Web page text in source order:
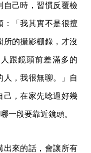
自己時，習慣反覆檢
：「我其實不是很擅
的攝影棚錄，才沒
跟鏡頭前差滿多的
人，我很無聊。」自
己，在家先唸過好幾
一段要靠近鏡頭。
出來的話，會讓所有